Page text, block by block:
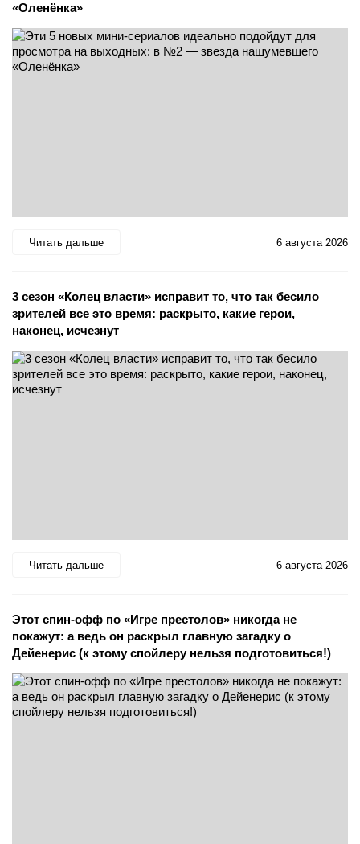
«Оленёнка»
Читать дальше 6 августа 2026
3 сезон «Колец власти» исправит то, что так бесило
зрителей все это время: раскрыто, какие герои,
наконец, исчезнут
Читать дальше 6 августа 2026
Этот спин-офф по «Игре престолов» никогда не
покажут: а ведь он раскрыл главную загадку о
Дейенерис (к этому спойлеру нельзя подготовиться!)